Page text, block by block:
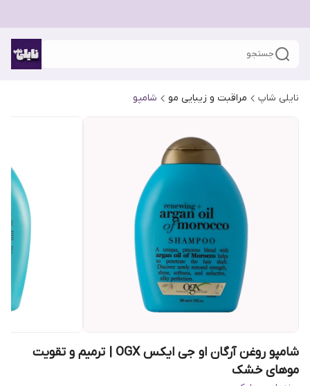
جستجو
نایلی شاپ مراقبت و زیبایی مو شامپو
شامپو روغن آرگان او جی ایکس OGX | ترمیم و تقویت
موهای خشک